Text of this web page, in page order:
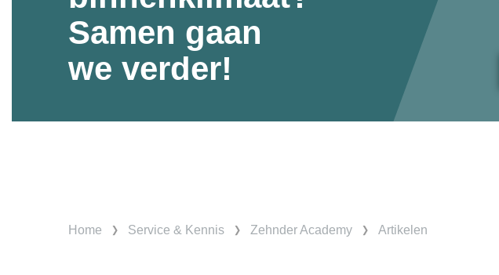
Samen gaan
we verder!
Home Service & Kennis Zehnder Academy Artikelen